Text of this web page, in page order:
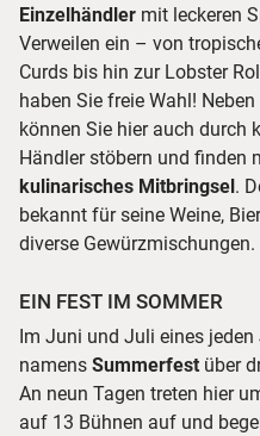
Einzelhändler mit leckeren
Verweilen ein – von
Curds bis hin zur Lobster
haben Sie freie Wahl! Neben
können Sie hier auch durch
Händler stöbern und finden
kulinarisches Mitbringsel .
bekannt für seine Weine,
diverse Gewürzmischungen.
EIN FEST IM SOMMER
Im Juni und Juli eines
namens Summerfest über
An neun Tagen treten hier
auf 13 Bühnen auf und